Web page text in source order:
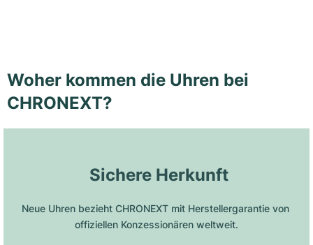
Woher kommen die Uhren bei
CHRONEXT?
Sichere Herkunft
Neue Uhren bezieht CHRONEXT mit Herstellergarantie von
offiziellen Konzessionären weltweit.